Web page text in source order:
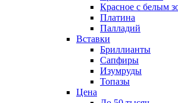
Красное с белым
Платина
Палладий
Вставки
Бриллианты
Сапфиры
Изумруды
Топазы
Цена